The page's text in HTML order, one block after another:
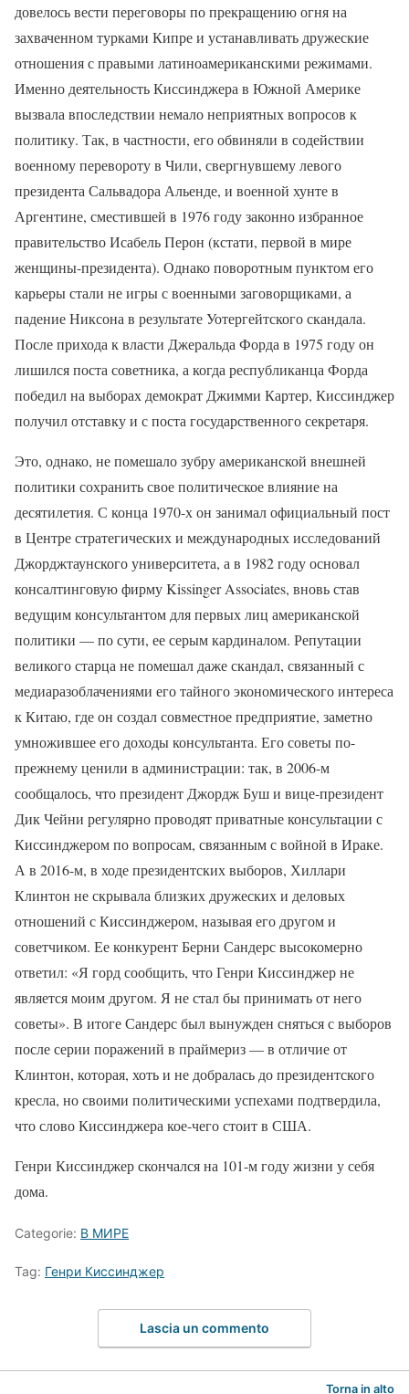
довелось вести переговоры по прекращению огня на
захваченном турками Кипре и устанавливать дружеские
отношения с правыми латиноамериканскими режимами.
Именно деятельность Киссинджера в Южной Америке
вызвала впоследствии немало неприятных вопросов к
политику. Так, в частности, его обвиняли в содействии
военному перевороту в Чили, свергнувшему левого
президента Сальвадора Альенде, и военной хунте в
Аргентине, сместившей в 1976 году законно избранное
правительство Исабель Перон (кстати, первой в мире
женщины-президента). Однако поворотным пунктом его
карьеры стали не игры с военными заговорщиками, а
падение Никсона в результате Уотергейтского скандала.
После прихода к власти Джеральда Форда в 1975 году он
лишился поста советника, а когда республиканца Форда
победил на выборах демократ Джимми Картер, Киссинджер
получил отставку и с поста государственного секретаря.
Это, однако, не помешало зубру американской внешней
политики сохранить свое политическое влияние на
десятилетия. С конца 1970-х он занимал официальный пост
в Центре стратегических и международных исследований
Джорджтаунского университета, а в 1982 году основал
консалтинговую фирму Kissinger Associates, вновь став
ведущим консультантом для первых лиц американской
политики — по сути, ее серым кардиналом. Репутации
великого старца не помешал даже скандал, связанный с
медиаразоблачениями его тайного экономического интереса
к Китаю, где он создал совместное предприятие, заметно
умножившее его доходы консультанта. Его советы по-
прежнему ценили в администрации: так, в 2006-м
сообщалось, что президент Джордж Буш и вице-президент
Дик Чейни регулярно проводят приватные консультации с
Киссинджером по вопросам, связанным с войной в Ираке.
А в 2016-м, в ходе президентских выборов, Хиллари
Клинтон не скрывала близких дружеских и деловых
отношений с Киссинджером, называя его другом и
советчиком. Ее конкурент Берни Сандерс высокомерно
ответил: «Я горд сообщить, что Генри Киссинджер не
является моим другом. Я не стал бы принимать от него
советы». В итоге Сандерс был вынужден сняться с выборов
после серии поражений в праймериз — в отличие от
Клинтон, которая, хоть и не добралась до президентского
кресла, но своими политическими успехами подтвердила,
что слово Киссинджера кое-чего стоит в США.
Генри Киссинджер скончался на 101-м году жизни у себя
дома.
Categorie: В МИРЕ
Tag: Генри Киссинджер
Lascia un commento
Torna in alto